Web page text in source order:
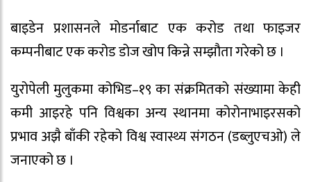
बाइडेन प्रशासनले मोडर्नाबाट एक करोड तथा फाइजर
कम्पनीबाट एक करोड डोज खोप किन्ने सम्झौता गरेको छ ।
युरोपेली मुलुकमा कोभिड–१९ का संक्रमितको संख्यामा केही
कमी आइरहे पनि विश्वका अन्य स्थानमा कोरोनाभाइरसको
प्रभाव अझै बाँकी रहेको विश्व स्वास्थ्य संगठन (डब्लुएचओ) ले
जनाएको छ ।